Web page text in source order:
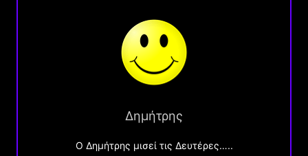
Δημήτρης
O Δημήτρης μισεί τις Δευτέρες…..